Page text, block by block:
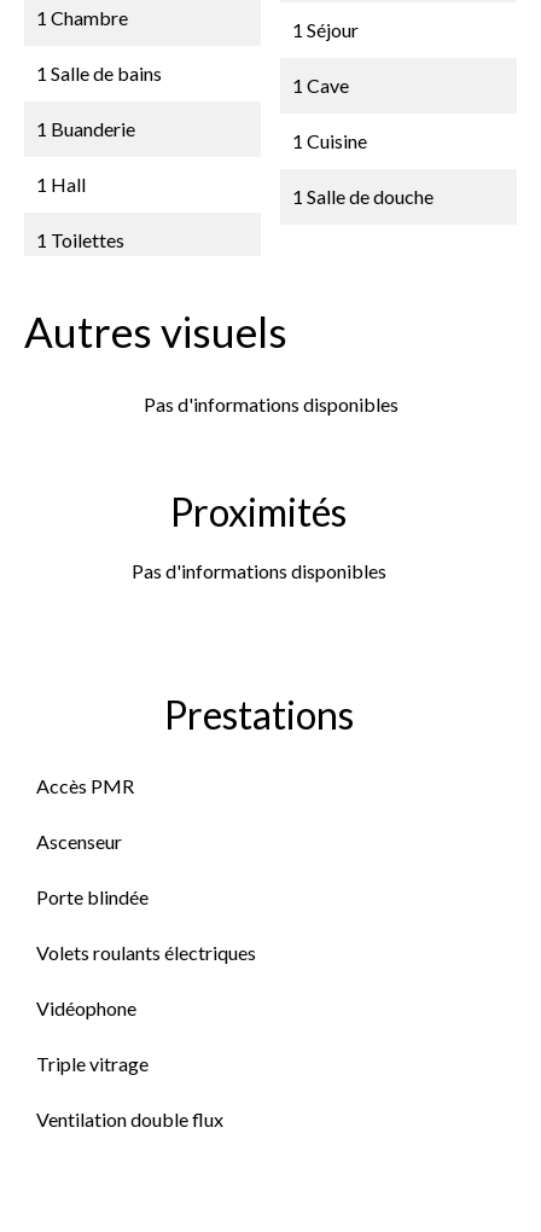
1 Chambre
1 Salle de bains
1 Buanderie
1 Hall
1 Toilettes
1 Séjour
1 Cave
1 Cuisine
1 Salle de douche
Autres visuels
Pas d'informations disponibles
Proximités
Pas d'informations disponibles
Prestations
Accès PMR
Ascenseur
Porte blindée
Volets roulants électriques
Vidéophone
Triple vitrage
Ventilation double flux